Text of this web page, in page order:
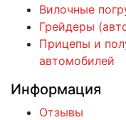
Вилочные
Грейдеры
Прицепы и
автомобилей
Информация
Отзывы